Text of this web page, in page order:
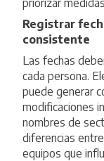
priorizar
Registrar
consistente
Las fechas
cada persona.
puede generar
modificaciones
nombres de
diferencias
equipos que